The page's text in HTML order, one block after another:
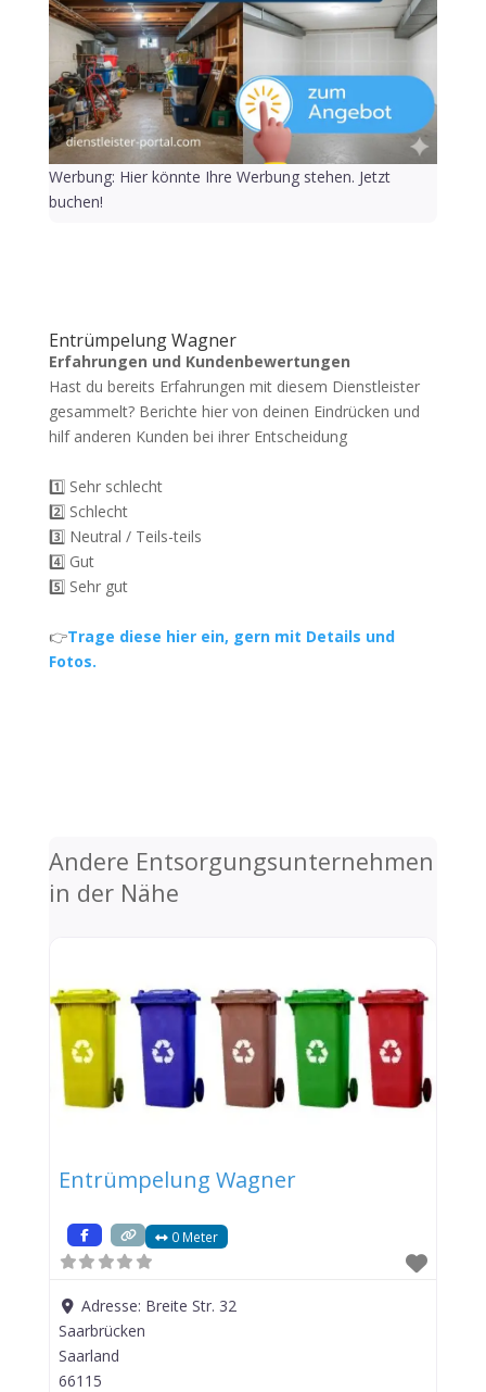
Werbung: Hier könnte Ihre Werbung stehen. Jetzt
buchen!
Entrümpelung Wagner
Erfahrungen und Kundenbewertungen
Hast du bereits Erfahrungen mit diesem Dienstleister
gesammelt? Berichte hier von deinen Eindrücken und
hilf anderen Kunden bei ihrer Entscheidung
1️⃣ Sehr schlecht
2️⃣ Schlecht
3️⃣ Neutral / Teils-teils
4️⃣ Gut
5️⃣ Sehr gut
👉Trage diese hier ein, gern mit Details und
Fotos.
Andere Entsorgungsunternehmen
in der Nähe
Entrümpelung Wagner
0 Meter
Adresse: Breite Str. 32
Saarbrücken
Saarland
66115